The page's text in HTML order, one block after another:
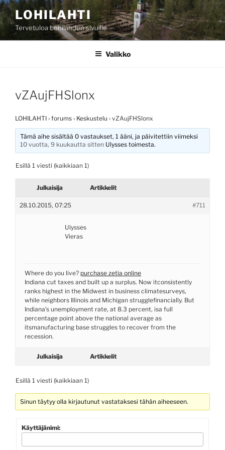
Siirry
sisältöönLOHILAHTI
Tervetuloa Lohilahden sivuille
Valikko
vZAujFHSlonx
LOHILAHTI › forums › Keskustelu › vZAujFHSlonx
Tämä aihe sisältää 0 vastaukset, 1 ääni, ja päivitettiin viimeksi
10 vuotta, 9 kuukautta sitten Ulysses toimesta.
Esillä 1 viesti (kaikkiaan 1)
Julkaisija Artikkelit
28.10.2015, 07:25 #711
Ulysses
Vieras
Where do you live? purchase zetia online
Indiana cut taxes and built up a surplus. Now itconsistently
ranks highest in the Midwest in business climatesurveys,
while neighbors Illinois and Michigan strugglefinancially. But
Indiana’s unemployment rate, at 8.3 percent, isa full
percentage point above the national average as
itsmanufacturing base struggles to recover from the
recession.
Julkaisija Artikkelit
Esillä 1 viesti (kaikkiaan 1)
Sinun täytyy olla kirjautunut vastataksesi tähän aiheeseen.
Käyttäjänimi: